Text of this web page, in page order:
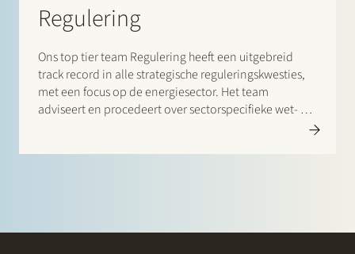
Regulering
Ons top tier team Regulering heeft een uitgebreid
track record in alle strategische reguleringskwesties,
met een focus op de energiesector. Het team
adviseert en procedeert over sectorspecifieke wet- en
regelgeving. Het heeft een ongeëvenaard netwerk en